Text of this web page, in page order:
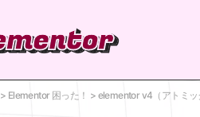
> Elementor 困った！ > elementor v4（アトミ